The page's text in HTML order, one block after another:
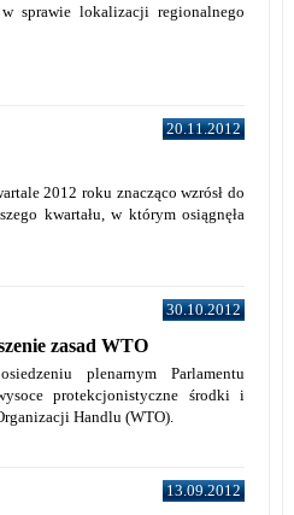
sprawie lokalizacji regionalnego
20.11.2012
2012 roku znacząco wzrósł do
kwartału, w którym osiągnęła
30.10.2012
zasad WTO
plenarnym Parlamentu
protekcjonistyczne środki i
Handlu (WTO).
13.09.2012